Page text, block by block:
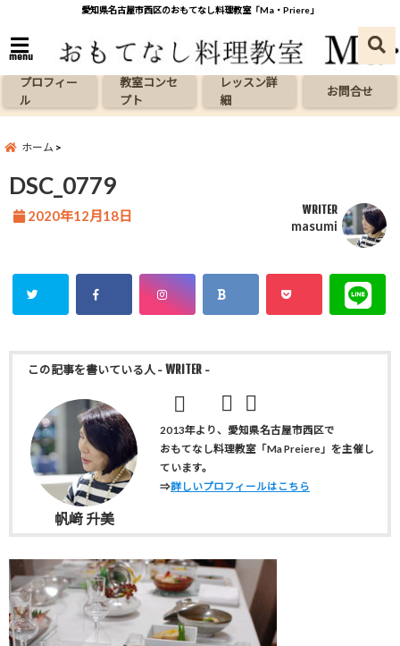
愛知県名古屋市西区のおもてなし料理教室「Ma・Priere」
menu
プロフィー
ル
教室コンセ
プト
レッスン詳
細
お問合せ
ホーム
DSC_0779
2020年12月18日 WRITER
masumi
この記事を書いている人 - WRITER -
2013年より、愛知県名古屋市西区で
おもてなし料理教室「Ma Preiere」を主催し
ています。
⇒詳しいプロフィールはこちら
帆﨑 升美